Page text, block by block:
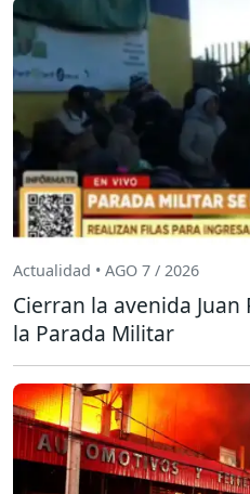
Actualidad • AGO 7 / 2026
Cierran la avenida
la Parada Militar